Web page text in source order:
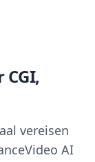
vereisen
AI